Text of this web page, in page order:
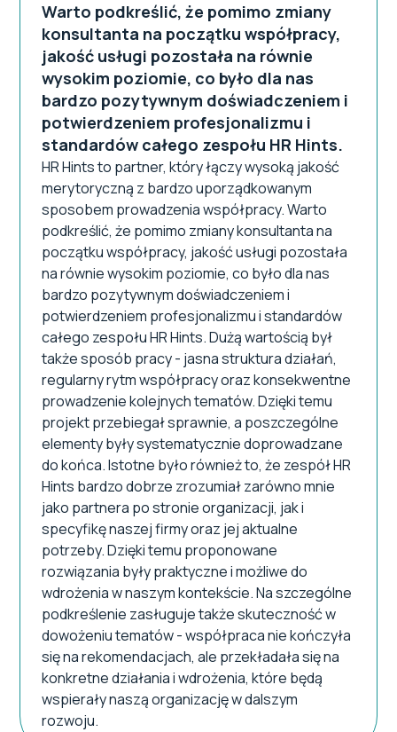
Warto podkreślić, że pomimo zmiany
konsultanta na początku współpracy,
jakość usługi pozostała na równie
wysokim poziomie, co było dla nas
bardzo pozytywnym doświadczeniem i
potwierdzeniem profesjonalizmu i
standardów całego zespołu HR Hints.
HR Hints to partner, który łączy wysoką jakość
merytoryczną z bardzo uporządkowanym
sposobem prowadzenia współpracy. Warto
podkreślić, że pomimo zmiany konsultanta na
początku współpracy, jakość usługi pozostała
na równie wysokim poziomie, co było dla nas
bardzo pozytywnym doświadczeniem i
potwierdzeniem profesjonalizmu i standardów
całego zespołu HR Hints. Dużą wartością był
także sposób pracy - jasna struktura działań,
regularny rytm współpracy oraz konsekwentne
prowadzenie kolejnych tematów. Dzięki temu
projekt przebiegał sprawnie, a poszczególne
elementy były systematycznie doprowadzane
do końca. Istotne było również to, że zespół HR
Hints bardzo dobrze zrozumiał zarówno mnie
jako partnera po stronie organizacji, jak i
specyfikę naszej firmy oraz jej aktualne
potrzeby. Dzięki temu proponowane
rozwiązania były praktyczne i możliwe do
wdrożenia w naszym kontekście. Na szczególne
podkreślenie zasługuje także skuteczność w
dowożeniu tematów - współpraca nie kończyła
się na rekomendacjach, ale przekładała się na
konkretne działania i wdrożenia, które będą
wspierały naszą organizację w dalszym
rozwoju.